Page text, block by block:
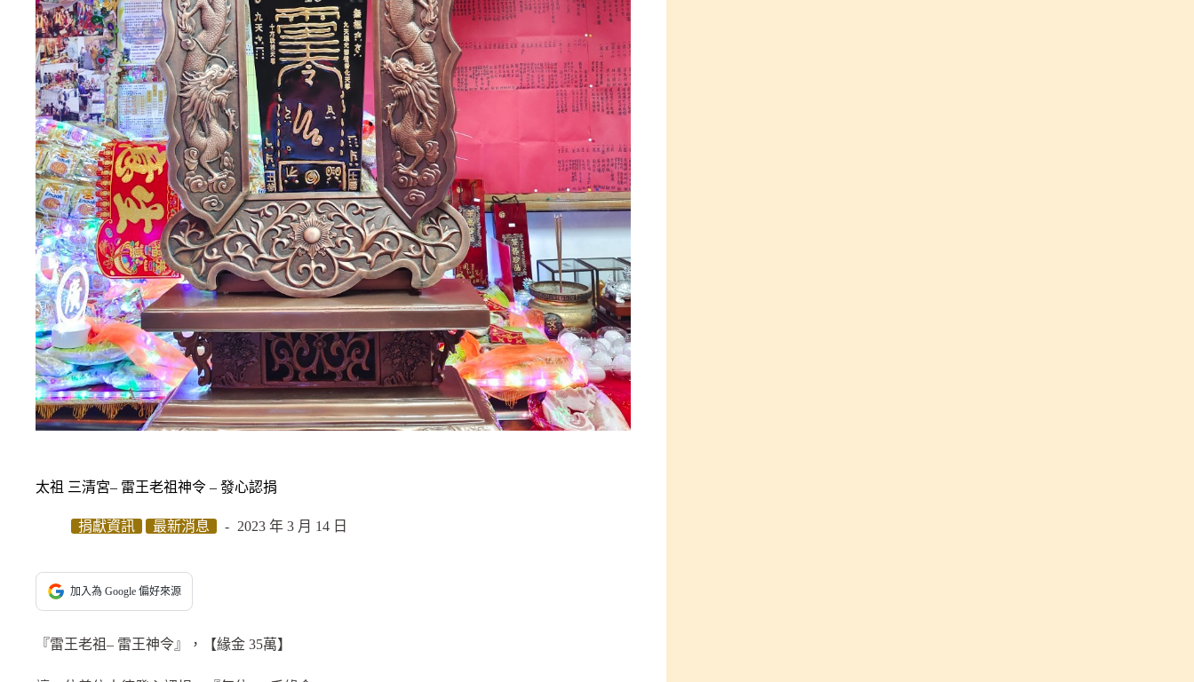
太祖 三清宮– 雷王老祖神令 – 發心認捐
捐獻資訊 最新消息 2023 年 3 月 14 日
加入為 Google 偏好來源
『雷王老祖– 雷王神令』，【緣金 35萬】